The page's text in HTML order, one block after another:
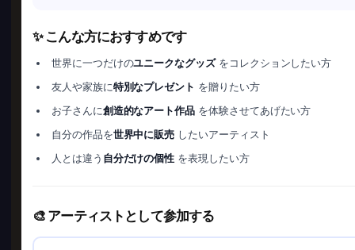
✨ こんな方におすすめです
世界に一つだけのユニークなグッズ をコレクションしたい方
友人や家族に特別なプレゼント を贈りたい方
お子さんに創造的なアート作品 を体験させてあげたい方
自分の作品を世界中に販売 したいアーティスト
人とは違う 自分だけの個性 を表現したい方
🎨 アーティストとして参加する